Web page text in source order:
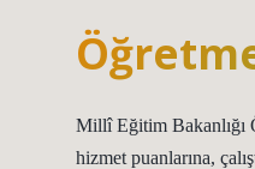
Millî Eğitim Bakanlığı
hizmet puanlarına,